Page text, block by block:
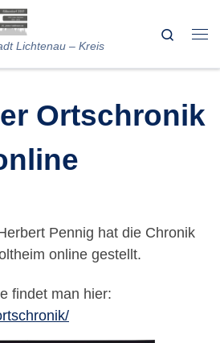
Lichtenau – Kreis
Search
Ortschronik
Pennig hat die Chronik
online gestellt.
findet man hier: